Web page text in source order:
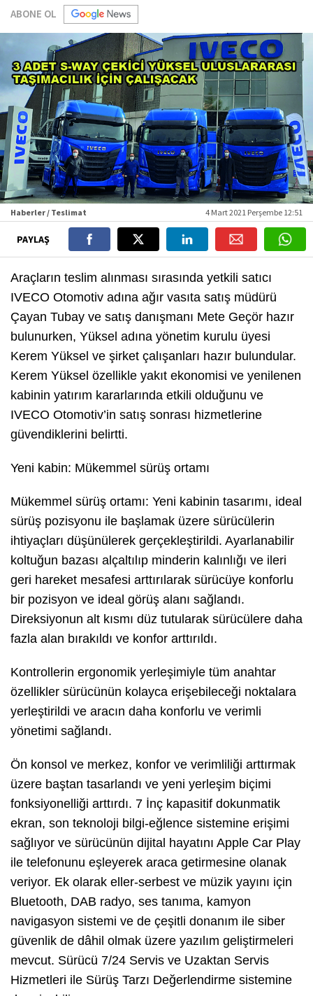
ABONE OL
Haberler / Teslimat 4 Mart 2021 Perşembe 12:51
PAYLAŞ
Araçların teslim alınması sırasında yetkili satıcı
IVECO Otomotiv adına ağır vasıta satış müdürü
Çayan Tubay ve satış danışmanı Mete Geçör hazır
bulunurken, Yüksel adına yönetim kurulu üyesi
Kerem Yüksel ve şirket çalışanları hazır bulundular.
Kerem Yüksel özellikle yakıt ekonomisi ve yenilenen
kabinin yatırım kararlarında etkili olduğunu ve
IVECO Otomotiv’in satış sonrası hizmetlerine
güvendiklerini belirtti.
Yeni kabin: Mükemmel sürüş ortamı
Mükemmel sürüş ortamı: Yeni kabinin tasarımı, ideal
sürüş pozisyonu ile başlamak üzere sürücülerin
ihtiyaçları düşünülerek gerçekleştirildi. Ayarlanabilir
koltuğun bazası alçaltılıp minderin kalınlığı ve ileri
geri hareket mesafesi arttırılarak sürücüye konforlu
bir pozisyon ve ideal görüş alanı sağlandı.
Direksiyonun alt kısmı düz tutularak sürücülere daha
fazla alan bırakıldı ve konfor arttırıldı.
Kontrollerin ergonomik yerleşimiyle tüm anahtar
özellikler sürücünün kolayca erişebileceği noktalara
yerleştirildi ve aracın daha konforlu ve verimli
yönetimi sağlandı.
Ön konsol ve merkez, konfor ve verimliliği arttırmak
üzere baştan tasarlandı ve yeni yerleşim biçimi
fonksiyonelliği arttırdı. 7 İnç kapasitif dokunmatik
ekran, son teknoloji bilgi-eğlence sistemine erişimi
sağlıyor ve sürücünün dijital hayatını Apple Car Play
ile telefonunu eşleyerek araca getirmesine olanak
veriyor. Ek olarak eller-serbest ve müzik yayını için
Bluetooth, DAB radyo, ses tanıma, kamyon
navigasyon sistemi ve de çeşitli donanım ile siber
güvenlik de dâhil olmak üzere yazılım geliştirmeleri
mevcut. Sürücü 7/24 Servis ve Uzaktan Servis
Hizmetleri ile Sürüş Tarzı Değerlendirme sistemine